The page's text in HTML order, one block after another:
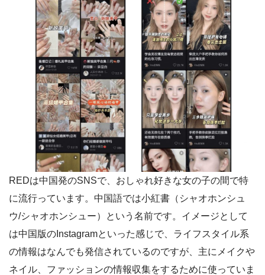
REDは中国発のSNSで、おしゃれ好きな女の子の間で特
に流行っています。中国語では小紅書（シャオホンシュ
ウ/シャオホンシュー）という名前です。イメージとして
は中国版のInstagramといった感じで、ライフスタイル系
の情報はなんでも発信されているのですが、主にメイクや
ネイル、ファッションの情報収集をするために使っていま